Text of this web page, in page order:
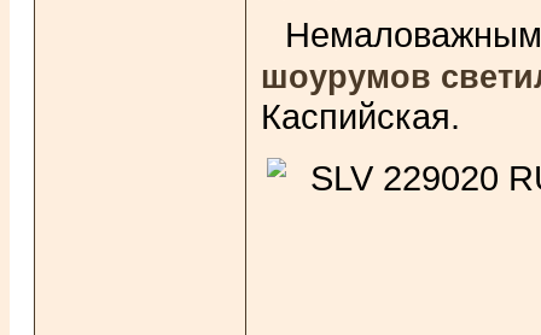
шоурумов
Каспийская.